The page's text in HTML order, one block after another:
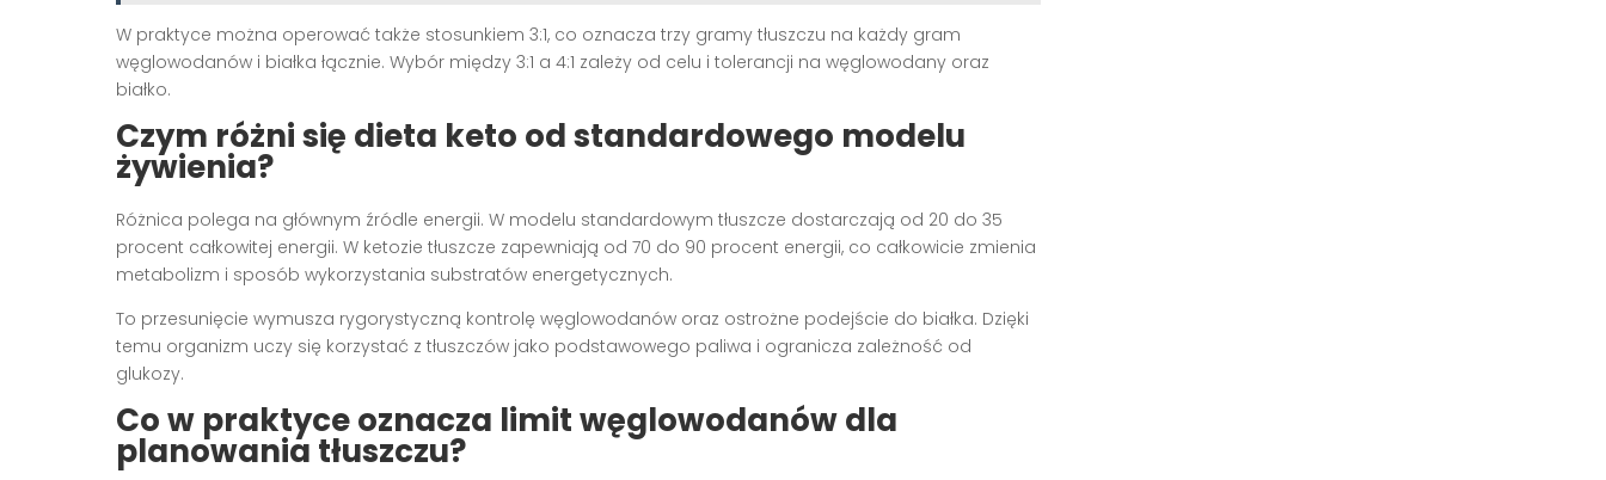
W praktyce można operować także stosunkiem 3:1, co oznacza trzy gramy tłuszczu na każdy gram
węglowodanów i białka łącznie. Wybór między 3:1 a 4:1 zależy od celu i tolerancji na węglowodany oraz
białko.
Czym różni się dieta keto od standardowego modelu
żywienia?
Różnica polega na głównym źródle energii. W modelu standardowym tłuszcze dostarczają od 20 do 35
procent całkowitej energii. W ketozie tłuszcze zapewniają od 70 do 90 procent energii, co całkowicie zmienia
metabolizm i sposób wykorzystania substratów energetycznych.
To przesunięcie wymusza rygorystyczną kontrolę węglowodanów oraz ostrożne podejście do białka. Dzięki
temu organizm uczy się korzystać z tłuszczów jako podstawowego paliwa i ogranicza zależność od
glukozy.
Co w praktyce oznacza limit węglowodanów dla
planowania tłuszczu?